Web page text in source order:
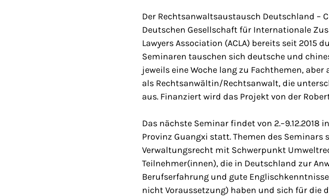
Der Rechtsanwaltsaustausch Deutschland –
Deutschen Gesellschaft für Internationale
Lawyers Association (ACLA) bereits seit 2015
Seminaren tauschen sich deutsche und
jeweils eine Woche lang zu Fachthemen,
als Rechtsanwältin/Rechtsanwalt, die
aus. Finanziert wird das Projekt von der
Das nächste Seminar findet von
Provinz Guangxi statt. Themen des
Verwaltungsrecht mit Schwerpunkt
Teilnehmer(innen), die in Deutschland zur
Berufserfahrung und gute
nicht Voraussetzung) haben und sich für die